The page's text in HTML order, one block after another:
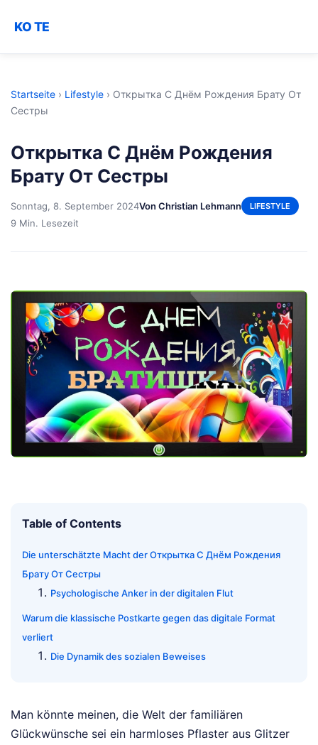
KO TE
Startseite › Lifestyle › Открытка С Днём Рождения Брату От
Сестры
Открытка С Днём Рождения
Брату От Сестры
Sonntag, 8. September 2024Von Christian Lehmann LIFESTYLE
9 Min. Lesezeit
Table of Contents
Die unterschätzte Macht der Открытка С Днём Рождения
Брату От Сестры
Psychologische Anker in der digitalen Flut
Warum die klassische Postkarte gegen das digitale Format
verliert
Die Dynamik des sozialen Beweises
Man könnte meinen, die Welt der familiären
Glückwünsche sei ein harmloses Pflaster aus Glitzer